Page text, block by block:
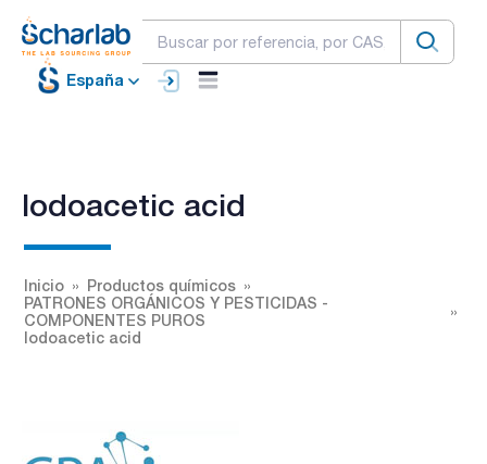
España
Iodoacetic acid
Inicio
Productos químicos
PATRONES ORGÁNICOS Y PESTICIDAS -
COMPONENTES PUROS
Iodoacetic acid